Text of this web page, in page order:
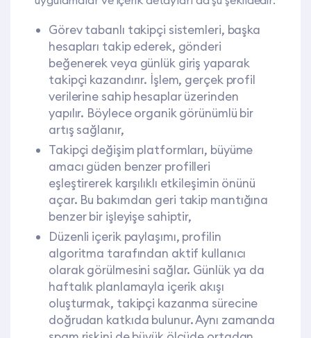
Görev tabanlı takipçi sistemleri, başka
hesapları takip ederek, gönderi
beğenerek veya günlük giriş yaparak
takipçi kazandırır. İşlem, gerçek profil
verilerine sahip hesaplar üzerinden
yapılır. Böylece organik görünümlü bir
artış sağlanır,
Takipçi değişim platformları, büyüme
amacı güden benzer profilleri
eşleştirerek karşılıklı etkileşimin önünü
açar. Bu bakımdan geri takip mantığına
benzer bir işleyişe sahiptir,
Düzenli içerik paylaşımı, profilin
algoritma tarafından aktif kullanıcı
olarak görülmesini sağlar. Günlük ya da
haftalık planlamayla içerik akışı
oluşturmak, takipçi kazanma sürecine
doğrudan katkıda bulunur. Aynı zamanda